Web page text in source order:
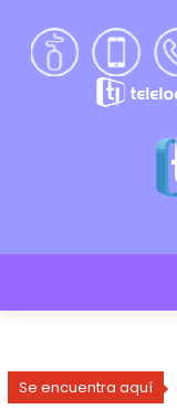
Se encuentra aquí